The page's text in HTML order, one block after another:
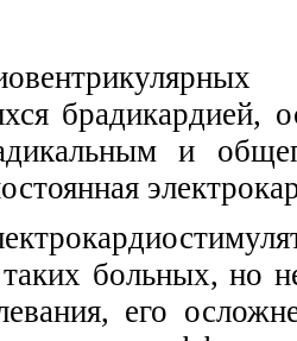
брадикардией,
и
больных, но
его